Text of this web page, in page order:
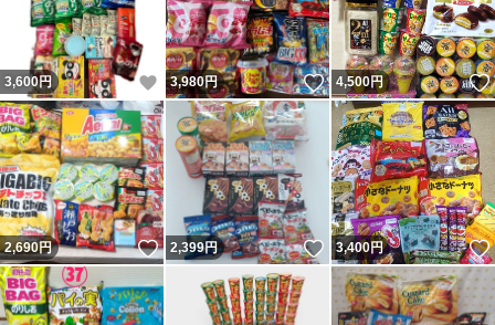
3,600円 いいね！
3,980円 いいね！
4,500円
2,690円 いいね！
2,399円 いいね！
3,400円